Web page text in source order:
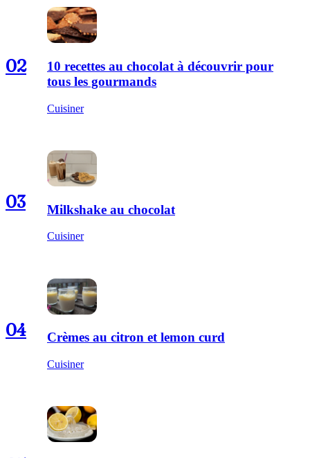
02
10 recettes au chocolat à découvrir pour
tous les gourmands
Cuisiner
03 Milkshake au chocolat
Cuisiner
04 Crèmes au citron et lemon curd
Cuisiner